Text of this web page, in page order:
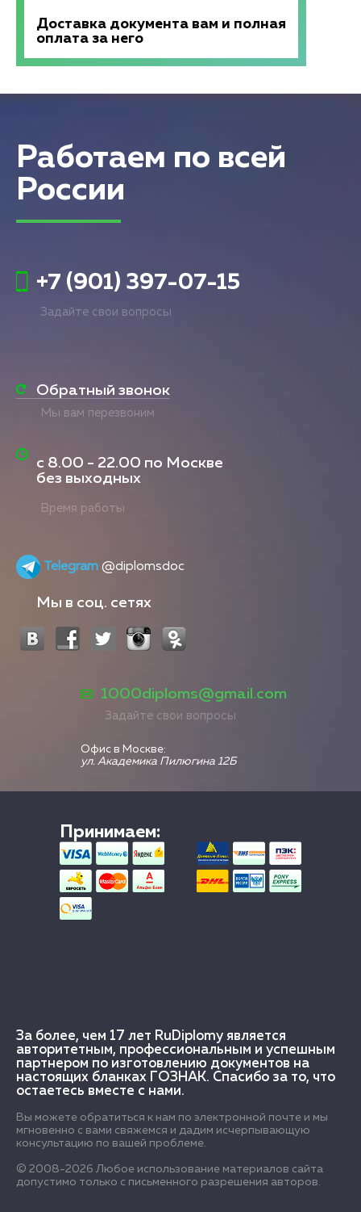
Доставка документа вам и полная
оплата за него
Работаем по всей
России
+7 (901) 397-07-15
Задайте свои вопросы
Обратный звонок
Мы вам перезвоним
с 8.00 - 22.00 по Москве
без выходных
Время работы
Telegram @diplomsdoc
Мы в соц. сетях
1000diploms@gmail.com
Задайте свои вопросы
Офис в Москве:
ул. Академика Пилюгина 12Б
Принимаем:
За более, чем 17 лет RuDiplomy является
авторитетным, профессиональным и успешным
партнером по изготовлению документов на
настоящих бланках ГОЗНАК. Спасибо за то, что
остаетесь вместе с нами.
Вы можете обратиться к нам по электронной почте и мы
мгновенно с вами свяжемся и дадим исчерпывающую
консультацию по вашей проблеме.
© 2008-2026 Любое использование материалов сайта
допустимо только с письменного разрешения авторов.